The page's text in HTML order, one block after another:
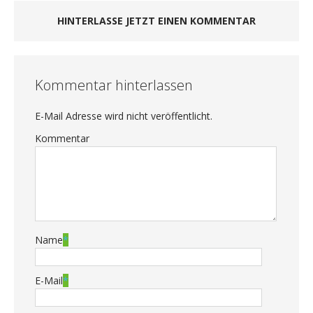
HINTERLASSE JETZT EINEN KOMMENTAR
Kommentar hinterlassen
E-Mail Adresse wird nicht veröffentlicht.
Kommentar
Name*
E-Mail*